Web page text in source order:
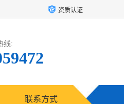
资质认证
线:
联系方式